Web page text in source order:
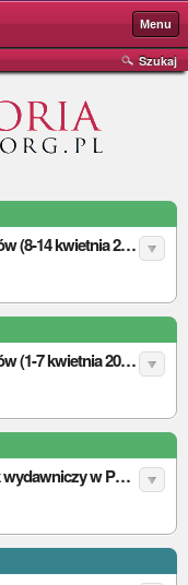
Menu
Szukaj
Program telewizyjny dla historyków (8-14 kwietnia 2013)
Program telewizyjny dla historyków (1-7 kwietnia 2013)
Salon książki historycznej. Rynek wydawniczy w Polsce: luty 2013 r.